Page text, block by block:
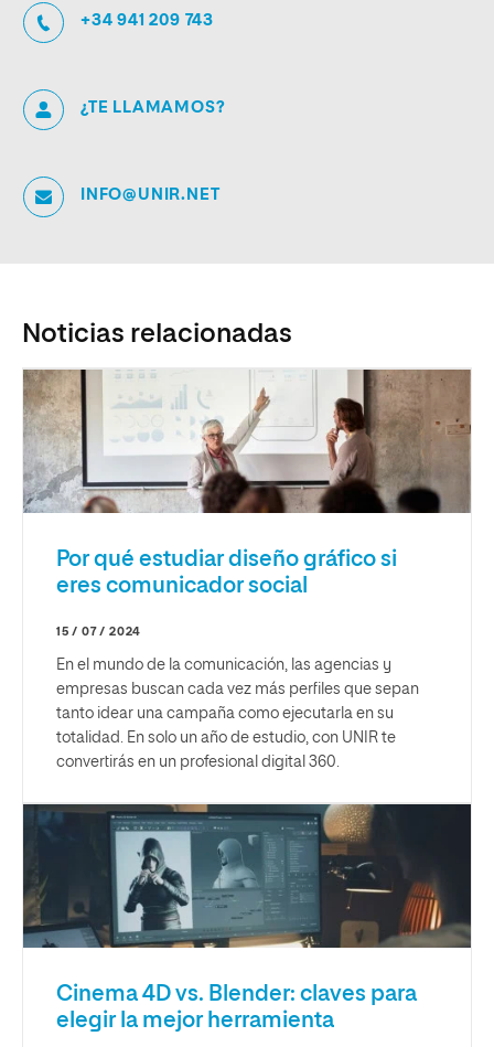
+34 941 209 743
¿TE LLAMAMOS?
INFO@UNIR.NET
Noticias relacionadas
Por qué estudiar diseño gráfico si
eres comunicador social
15 / 07 / 2024
En el mundo de la comunicación, las agencias y
empresas buscan cada vez más perfiles que sepan
tanto idear una campaña como ejecutarla en su
totalidad. En solo un año de estudio, con UNIR te
convertirás en un profesional digital 360.
Cinema 4D vs. Blender: claves para
elegir la mejor herramienta